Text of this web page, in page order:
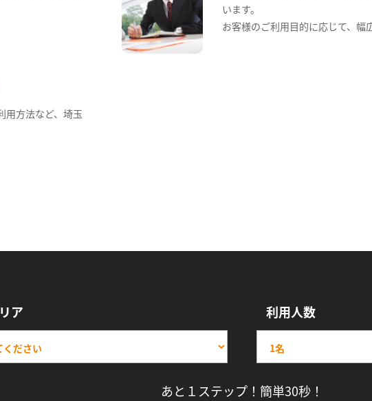
います。
お客様のご利用目的に応じて、幅
用方法など、埼玉
ア 利用人数
あと１ステップ！簡単30秒！